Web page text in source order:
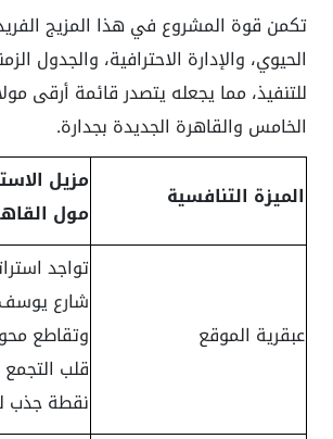
تكمن قوة المشروع في هذا المزيج
الحيوي، والإدارة الاحترافية، والجدول
للتنفيذ، مما يجعله يتصدر قائمة أرقى
الخامس والقاهرة الجديدة بجدارة.
الميزة التنافسية
مزيل
مول
عبقرية الموقع
تواجد
شارع
وتقاطع
قلب
نقطة جذب